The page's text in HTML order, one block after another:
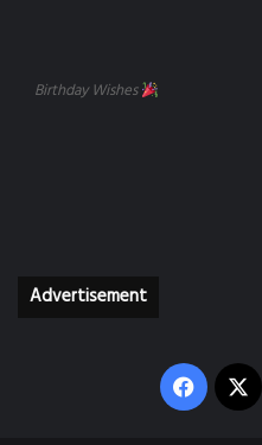
Birthday Wishes
Advertisement
X